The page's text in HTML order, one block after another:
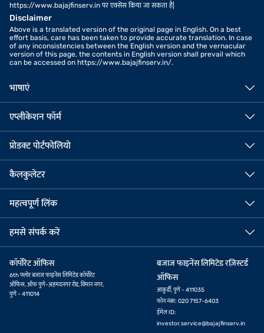
https://www.bajajfinserv.in पर एक्सेस किया जा सकता है|
Disclaimer
Above is a translated version of the original page in English. On a best
effort basis, care has been taken to provide accurate translation. In case
of any inconsistencies between the English version and the vernacular
version of this page, the contents in English version shall prevail which
can be accessed on https://www.bajajfinserv.in/.
भाषाएं
एप्लीकेशन फॉर्म
प्रोडक्ट पोर्टफोलियो
कैलकुलेटर
महत्वपूर्ण लिंक
हमसे संपर्क करें
कॉर्पोरेट ऑफिस
6th फ्लोर बजाज फाइनेंस लिमिटेड कॉर्पोरेट
ऑफिस, ऑफ पुणे-अहमदनगर रोड, विमान नगर,
पुणे - 411014
बजाज फाइनेंस लिमिटेड रज़िस्टर्ड
ऑफिस
आकुर्डी, पुणे - 411035
फोन नंबर: 020 7157-6403
ईमेल ID:
investor.service@bajajfinserv.in